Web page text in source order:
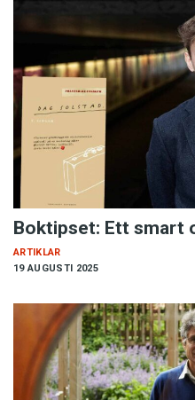
Boktipset: Ett smart
19 AUGUSTI 2025
ARTIKLAR